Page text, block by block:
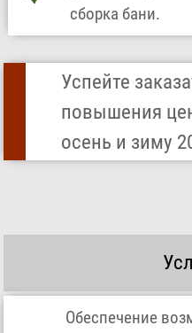
сборка бани.
Успейте
повышения
осень и зиму
Обеспечение